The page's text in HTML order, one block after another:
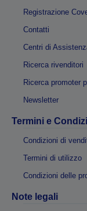
Registrazione
Contatti
Centri di
Ricerca rivenditori
Ricerca promoter
Newsletter
Termini e
Condizioni di
Termini di utilizzo
Condizioni delle
Note legali